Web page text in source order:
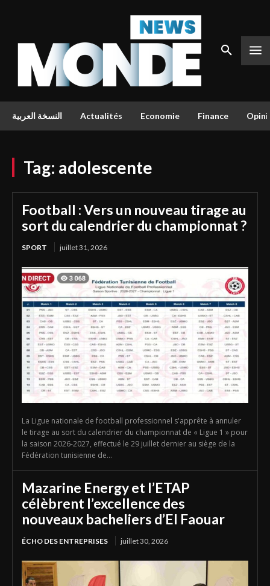
النسخة العربية Actualités Economie Finance
Tag: adolescente
Football : Vers un nouveau tirage au
sort du calendrier du championnat ?
SPORT juillet 31, 2026
La Ligue nationale de football professionnel s'apprête à annuler
le tirage au sort du calendrier du championnat de « Ligue 1 » pour
la saison 2026-2027, effectué le 29 juillet dernier au siège de la
Fédération tunisienne de...
Mazarine Energy et l’ETAP
célèbrent l’excellence des
nouveaux bacheliers d’El Faouar
ÉCHO DES ENTREPRISES juillet 30, 2026